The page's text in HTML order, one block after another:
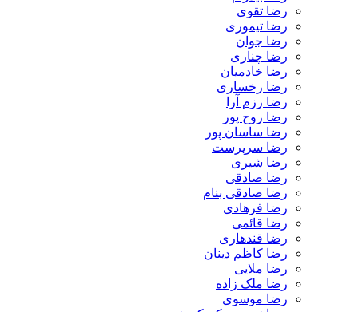
رضا تقوی
رضا تیموری
رضا جوان
رضا چناری
رضا خادمیان
رضا رخساری
رضا رزم آرا
رضا روح پور
رضا ساسان پور
رضا سرپرست
رضا شیری
رضا صادقی
رضا صادقی بنام
رضا فرهادی
رضا قائمی
رضا قندهاری
رضا کاظم دینان
رضا ملایی
رضا ملک زاده
رضا موسوی